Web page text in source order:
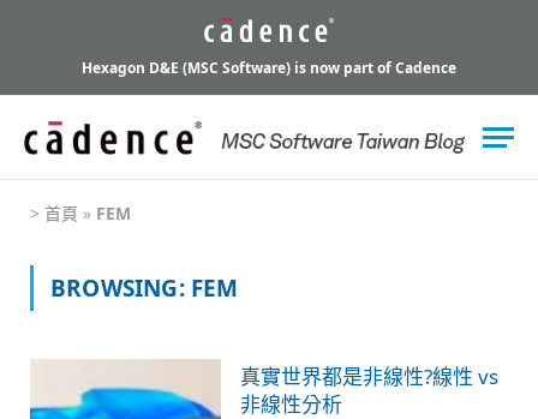
Hexagon D&E (MSC Software) is now part of Cadence
> 首頁 » FEM
BROWSING: FEM
真實世界都是非線性?線性 vs
非線性分析